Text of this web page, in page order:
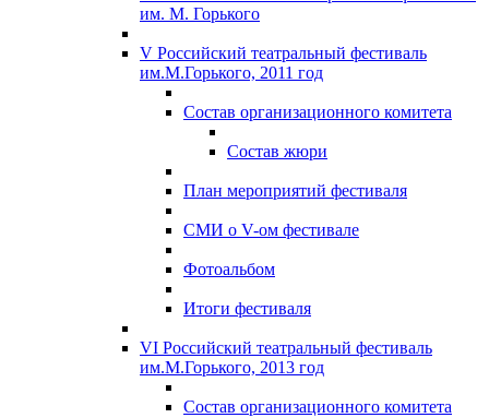
им. М. Горького
V Российский театральный фестиваль
им.М.Горького, 2011 год
Состав организационного комитета
Состав жюри
План мероприятий фестиваля
СМИ о V-ом фестивале
Фотоальбом
Итоги фестиваля
VI Российский театральный фестиваль
им.М.Горького, 2013 год
Состав организационного комитета